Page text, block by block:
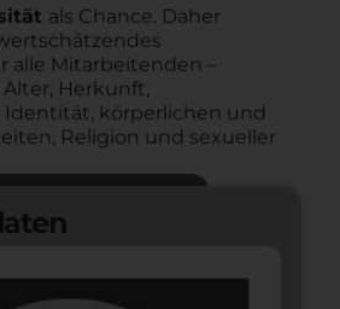
als Chance. Daher
alle Mitarbeitenden –
Herkunft,
körperlichen und
Religion und sexueller